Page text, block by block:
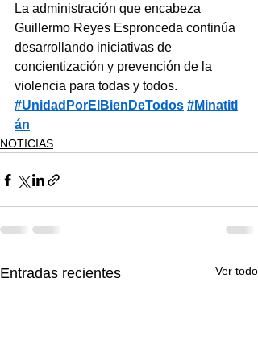
La administración que encabeza
Guillermo Reyes Espronceda continúa
desarrollando iniciativas de
concientización y prevención de la
violencia para todas y todos.
#UnidadPorElBienDeTodos #Minatitl
án
NOTICIAS
Entradas recientes Ver todo